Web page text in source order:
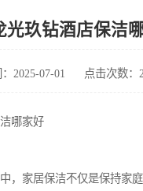
光玖钻酒店保洁
2025-07-01 点击次数：
哪家好
，家居保洁不仅是保持家庭